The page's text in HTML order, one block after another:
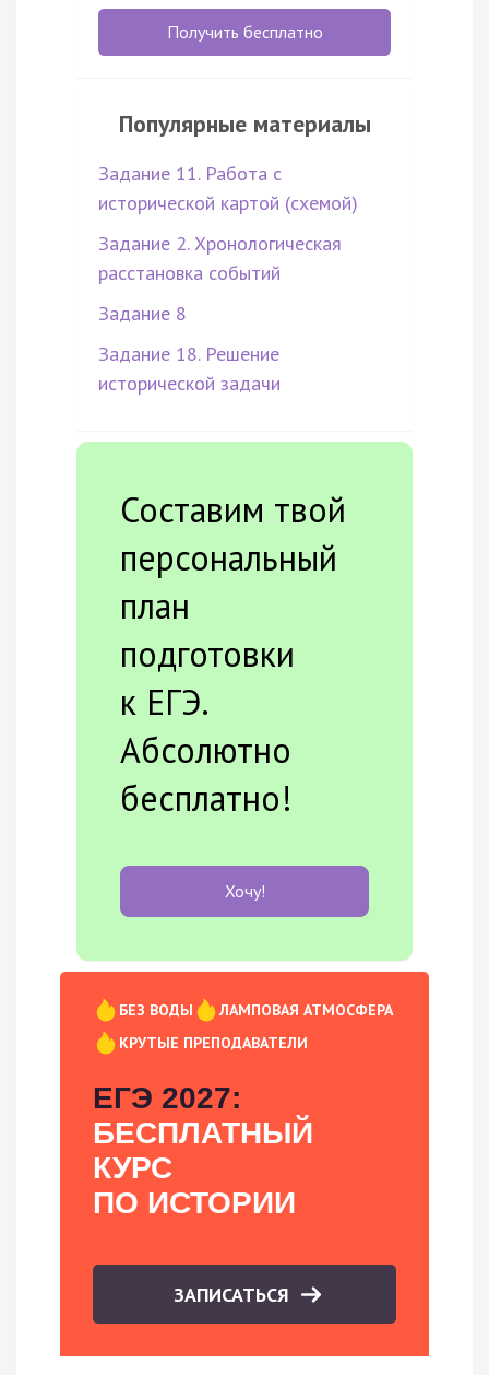
Получить бесплатно
Популярные материалы
Задание 11. Работа с
исторической картой (схемой)
Задание 2. Хронологическая
расстановка событий
Задание 8
Задание 18. Решение
исторической задачи
Составим твой
персональный
план
подготовки
к ЕГЭ.
Абсолютно
бесплатно!
Хочу!
БЕЗ ВОДЫ
ЛАМПОВАЯ АТМОСФЕРА
КРУТЫЕ ПРЕПОДАВАТЕЛИ
ЕГЭ 2027:
БЕСПЛАТНЫЙ
КУРС
ПО ИСТОРИИ
ЗАПИСАТЬСЯ